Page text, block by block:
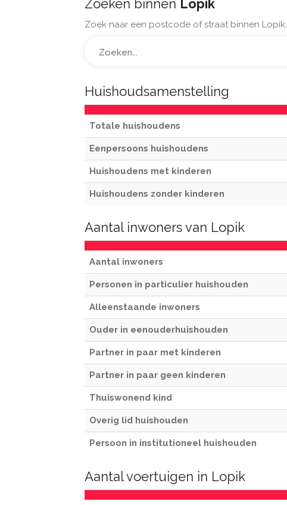
Zoeken binnen Lopik
Zoek naar een postcode of straat binnen Lopik:
Huishoudsamenstelling
Totale huishoudens
Eenpersoons huishoudens
Huishoudens met kinderen
Huishoudens zonder kinderen
Aantal inwoners van Lopik
Aantal inwoners
Personen in particulier huishouden
Alleenstaande inwoners
Ouder in eenouderhuishouden
Partner in paar met kinderen
Partner in paar geen kinderen
Thuiswonend kind
Overig lid huishouden
Persoon in institutioneel huishouden
Aantal voertuigen in Lopik